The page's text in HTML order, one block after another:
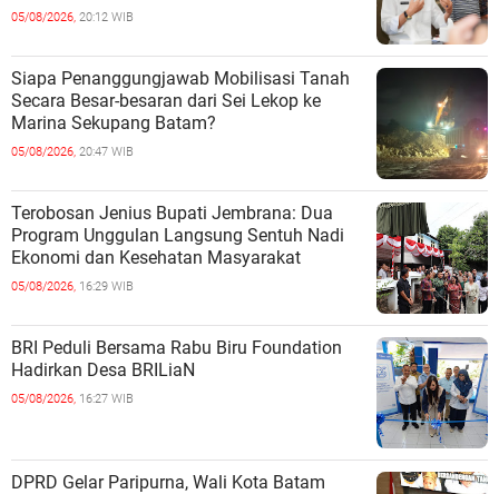
05/08/2026, 20:12 WIB
Siapa Penanggungjawab Mobilisasi Tanah
Secara Besar-besaran dari Sei Lekop ke
Marina Sekupang Batam?
05/08/2026, 20:47 WIB
Terobosan Jenius Bupati Jembrana: Dua
Program Unggulan Langsung Sentuh Nadi
Ekonomi dan Kesehatan Masyarakat
05/08/2026, 16:29 WIB
BRI Peduli Bersama Rabu Biru Foundation
Hadirkan Desa BRILiaN
05/08/2026, 16:27 WIB
DPRD Gelar Paripurna, Wali Kota Batam